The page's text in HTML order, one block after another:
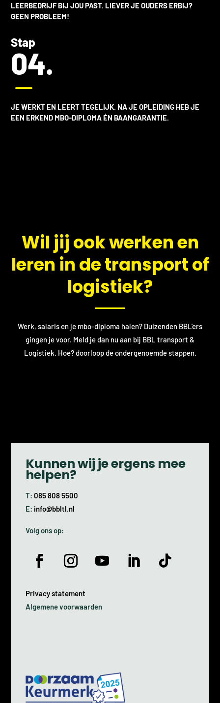
LEERBEDRIJF BIJ JOU PAST. LIEVER JE OUDERS ERBIJ?
GEEN PROBLEEM!
Stap
04.
K
JE WERKT EN LEERT TEGELIJK. NA JE OPLEIDING HEB JE
EEN ERKEND MBO-DIPLOMA ÉN BAANGARANTIE.
​Wil jij ook werken en
leren in de transport of
logistiek?
Werk, salaris en je mbo-diploma halen? Duizenden BBL’ers
gingen je voor. Meld je dan nu aan bij BBL transport &
Logistiek. Hoe? doorloop de ondergenoemde stappen.
Kunnen wij je ergens mee
helpen?
T: 085 808 5500
E: info@bbltl.nl
Volg ons op:
Privacy statement
Algemene voorwaarden